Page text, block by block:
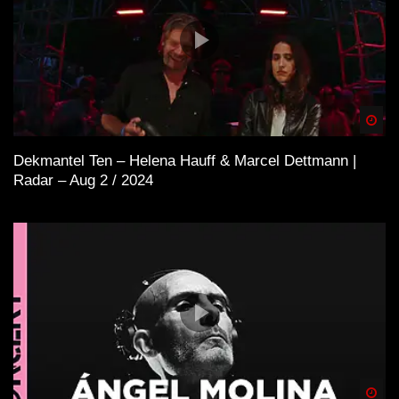
Dekmantel Ten – Helena Hauff & Marcel Dettmann |
Radar – Aug 2 / 2024